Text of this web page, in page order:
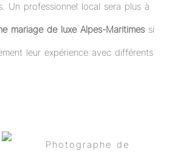
Un professionnel local sera plus à
mariage de luxe Alpes-Maritimessi
leur expérience avec différents